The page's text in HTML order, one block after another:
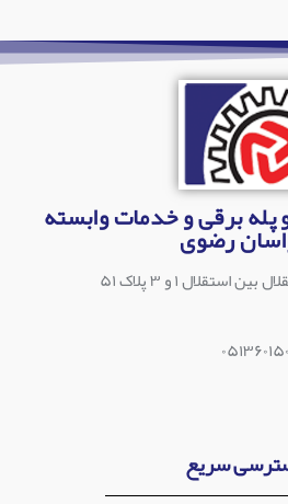
پله برقی و خدمات وابسته
رضوی
۱ و ۳ پلاک ۵۱
سریع